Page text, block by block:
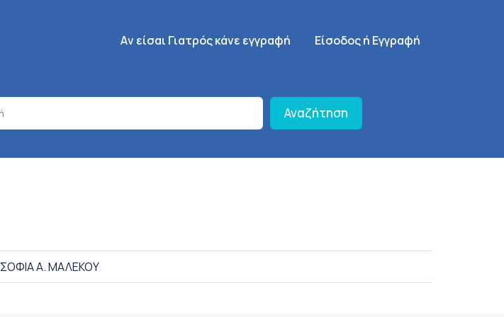
Κεντρική πλοήγηση
Aν είσαι Γιατρός κάνε εγγραφή SignUp Menu
Είσοδος ή Εγγραφή
Αναζήτηση
ΣΟΦΙΑ Α. ΜΑΛΕΚΟΥ